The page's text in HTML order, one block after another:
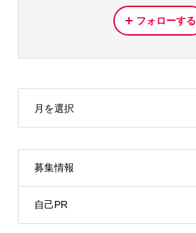
フォローする
月を選択
募集情報
自己PR